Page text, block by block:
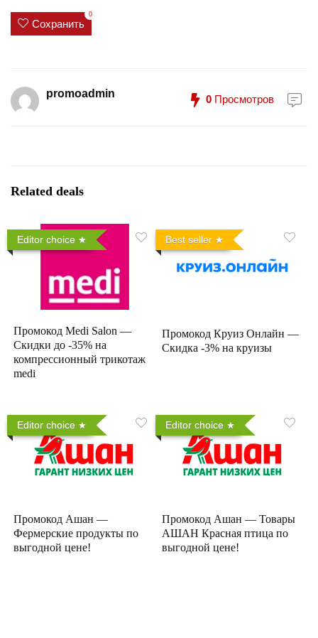
Сохранить
0
promoadmin 0 Просмотров
Related deals
Editor choice
Промокод Medi Salon —
Скидки до -35% на
компрессионный трикотаж
medi
Best seller
Промокод Круиз Онлайн —
Скидка -3% на круизы
Editor choice
Промокод Ашан —
Фермерские продукты по
выгодной цене!
Editor choice
Промокод Ашан — Товары
АШАН Красная птица по
выгодной цене!